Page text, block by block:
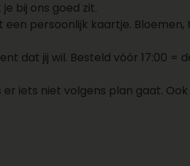
en kies een
direct naar
aangegeven
bij ons goed zit.
persoonlijk kaartje.
dat jij wil. Besteld vóór 17:00 =
iets niet volgens plan gaat.